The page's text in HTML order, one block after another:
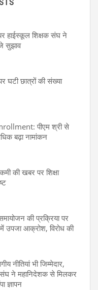
हाईस्कूल शिक्षक संघ ने
सुझाव
घटी छात्रों की संख्या
पीएम श्री से
बढ़ा नामांकन
की खबर पर शिक्षा
की प्रक्रिया पर
उपजा आक्रोश, विरोध की
नीतियां भी जिम्मेदार,
ने महानिदेशक से मिलकर
ज्ञापन